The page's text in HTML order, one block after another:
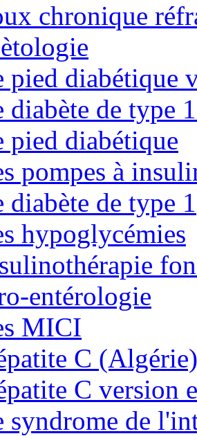
chronique
pied diabétique
diabète de type
pied diabétique
pompes à
diabète de type 1
hypoglycémies
entérologie
MICI
C (Algérie)
C version
syndrome de